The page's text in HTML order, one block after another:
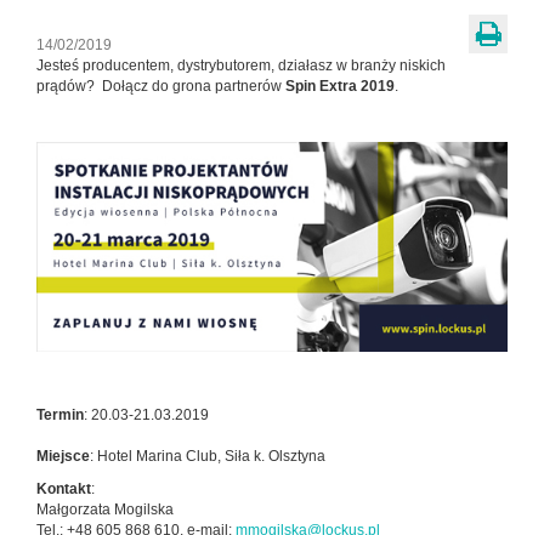
14/02/2019
Jesteś producentem, dystrybutorem, działasz w branży niskich
prądów? Dołącz do grona partnerów Spin Extra 2019.
Termin: 20.03-21.03.2019
Miejsce: Hotel Marina Club, Siła k. Olsztyna
Kontakt:
Małgorzata Mogilska
Tel.: +48 605 868 610, e-mail: mmogilska@lockus.pl